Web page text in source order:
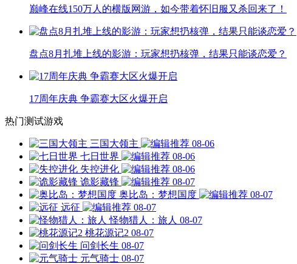
巅峰在线150万人的横版网游，如今带着怀旧服又杀回来了！
盘点8月扎堆上线的影游：玩家想扔核弹，结果只能谈恋爱？
17周年庆典 争霸赛大区火爆开启
热门测试游戏
三国大领主
08-06
七日世界
08-06
失控进化
08-06
诡影藏锋
08-07
奥比岛：梦想国度
08-07
远征
08-07
怪物猎人：旅人 08-07
桃花源记2 08-07
问剑长生 08-07
元气骑士 08-07